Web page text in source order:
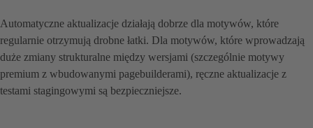
Automatyczne aktualizacje działają dobrze dla motywów, które
regularnie otrzymują drobne łatki. Dla motywów, które wprowadzają
duże zmiany strukturalne między wersjami (szczególnie motywy
premium z wbudowanymi pagebuilderami), ręczne aktualizacje z
testami stagingowymi są bezpieczniejsze.